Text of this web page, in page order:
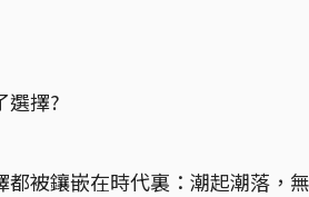
選擇?
都被鑲嵌在時代裏：潮起潮落，